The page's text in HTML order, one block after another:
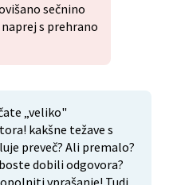
sečnino
s prehrano
„veliko"
kakšne težave s
preveč? Ali premalo?
dobili odgovora?